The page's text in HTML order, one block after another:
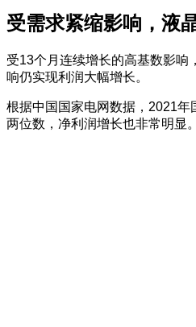
受需求紧缩影响， 液
受13个月连续增长的高基数影响
响仍实现利润大幅增长。
根据中国国家电网数据，2021年
两位数，净利润增长也非常明显